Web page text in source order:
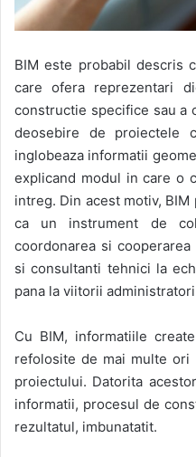
BIM este probabil descris
care ofera reprezentari
constructie specifice sau a
deosebire de proiectele
inglobeaza informatii
explicand modul in care o
intreg. Din acest motiv,
ca un instrument de
coordonarea si
si consultanti tehnici la
pana la viitorii
Cu BIM, informatiile
refolosite de mai multe
proiectului. Datorita
informatii, procesul de
rezultatul, imbunatatit.